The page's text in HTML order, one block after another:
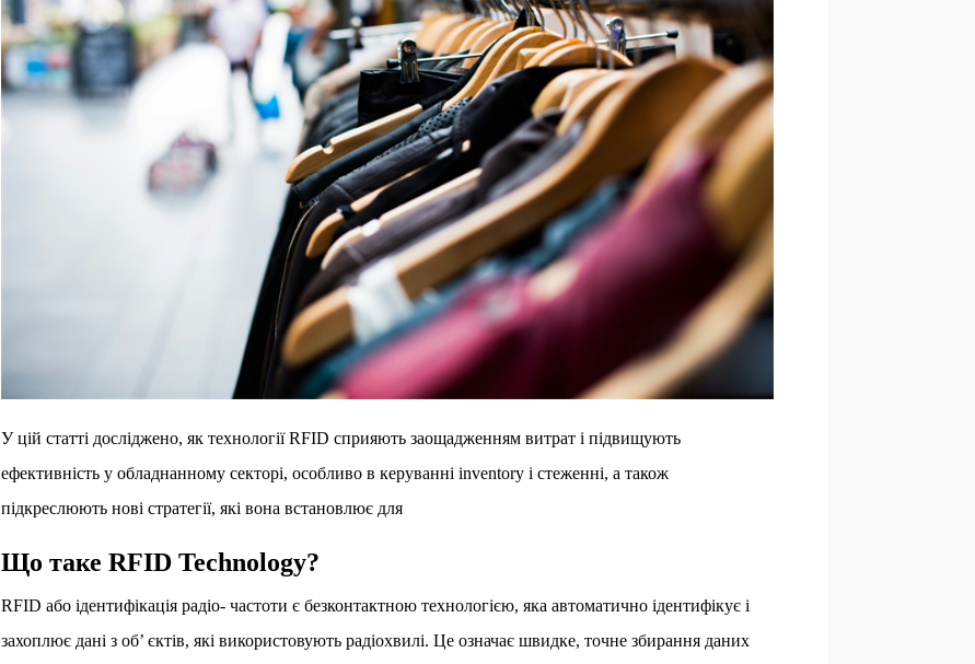
У цій статті досліджено, як технології RFID сприяють заощадженням витрат і підвищують
ефективність у обладнанному секторі, особливо в керуванні inventory і стеженні, а також
підкреслюють нові стратегії, які вона встановлює для
Що таке RFID Technology?
RFID або ідентифікація радіо- частоти є безконтактною технологією, яка автоматично ідентифікує і
захоплює дані з об’ єктів, які використовують радіохвилі. Це означає швидке, точне збирання даних